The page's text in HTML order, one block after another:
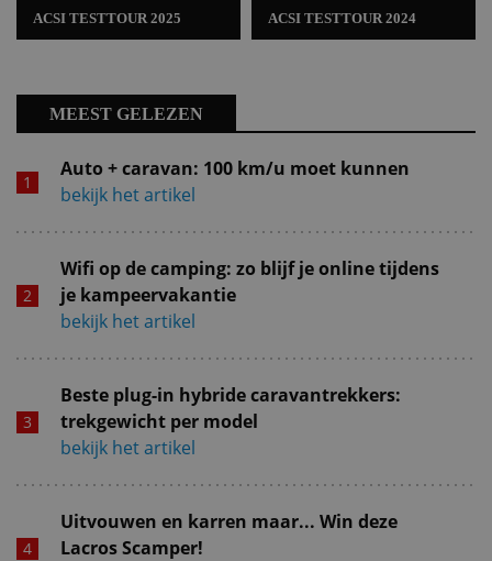
ACSI TESTTOUR 2025 ACSI TESTTOUR 2024
MEEST GELEZEN
Auto + caravan: 100 km/u moet kunnen
bekijk het artikel
Wifi op de camping: zo blijf je online tijdens
je kampeervakantie
bekijk het artikel
Beste plug-in hybride caravantrekkers:
trekgewicht per model
bekijk het artikel
Uitvouwen en karren maar... Win deze
Lacros Scamper!